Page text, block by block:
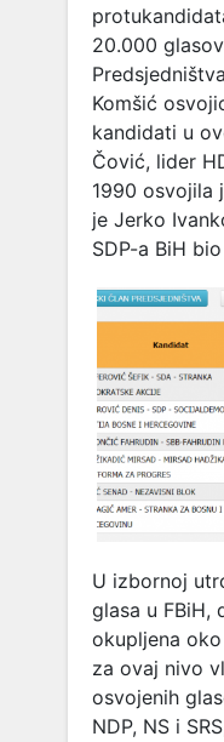
20.000
Komšić
kandidati u
Čović, lider
1990 osvojila
je Jerko
SDP-a BiH
U izbornoj
glasa u FBiH,
okupljena
za ovaj nivo
osvojenih
NDP, NS i